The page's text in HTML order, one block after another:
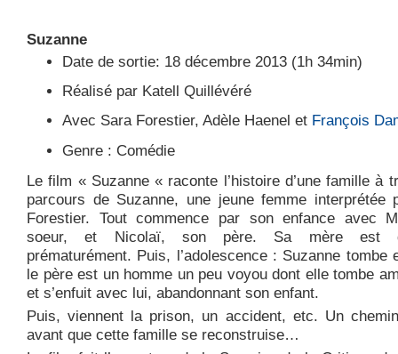
Suzanne
Date de sortie: 18 décembre 2013 (1h 34min)
Réalisé par Katell Quillévéré
Avec Sara Forestier, Adèle Haenel et François
Genre : Comédie
Le film « Suzanne « raconte l’histoire d’une famille à
parcours de Suzanne, une jeune femme interprétée
Forestier. Tout commence par son enfance avec
soeur, et Nicolaï, son père. Sa mère est
prématurément. Puis, l’adolescence : Suzanne tombe
le père est un homme un peu voyou dont elle tombe
et s’enfuit avec lui, abandonnant son enfant.
Puis, viennent la prison, un accident, etc. Un
avant que cette famille se reconstruise…